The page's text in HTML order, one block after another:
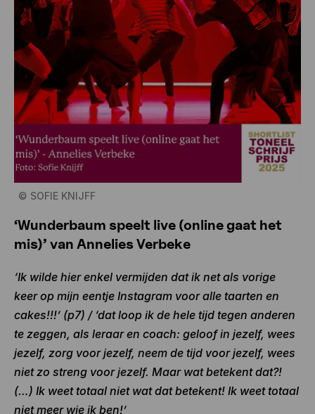
© SOFIE KNIJFF
‘Wunderbaum speelt live (online gaat het
mis)’ van Annelies Verbeke
‘Ik wilde hier enkel vermijden dat ik net als vorige
keer op mijn eentje Instagram voor alle taarten en
cakes!!!’ (p7) / ‘dat loop ik de hele tijd tegen anderen
te zeggen, als leraar en coach: geloof in jezelf, wees
jezelf, zorg voor jezelf, neem de tijd voor jezelf, wees
niet zo streng voor jezelf. Maar wat betekent dat?!
(…) Ik weet totaal niet wat dat betekent! Ik weet totaal
niet meer wie ik ben!’